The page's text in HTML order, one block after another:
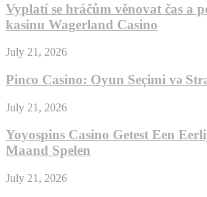
Vyplatí se hráčům věnovat čas a
kasinu Wagerland Casino
July 21, 2026
Pinco Casino: Oyun Seçimi və
July 21, 2026
Yoyospins Casino Getest Een
Maand Spelen
July 21, 2026